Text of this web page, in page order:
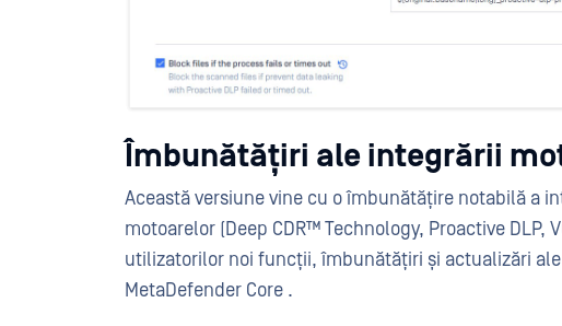
Îmbunătățiri ale integrării
Această versiune vine cu o îmbunătățire notabilă a
motoarelor (Deep CDR™ Technology, Proactive
utilizatorilor noi funcții, îmbunătățiri și actualizări
MetaDefender Core .